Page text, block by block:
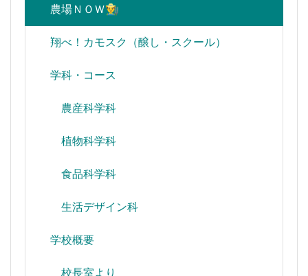
農場ＮＯＷ👨‍🌾
翔べ！カモスク（醸し・スクール）
学科・コース
農産科学科
植物科学科
食品科学科
生活デザイン科
学校概要
校長室より